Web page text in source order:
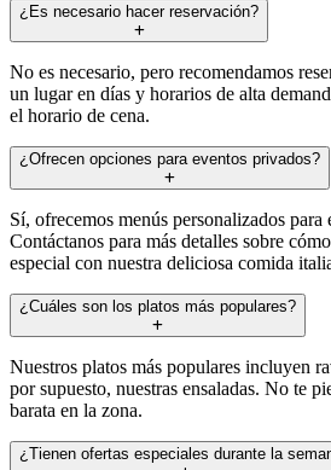
¿Es necesario hacer reservación?
No es necesario, pero recomendamos
un lugar en días y horarios de alta
el horario de cena.
¿Ofrecen opciones para eventos privados?
Sí, ofrecemos menús personalizados para
Contáctanos para más detalles sobre
especial con nuestra deliciosa comida
¿Cuáles son los platos más populares?
Nuestros platos más populares incluyen
por supuesto, nuestras ensaladas. No te
barata en la zona.
¿Tienen ofertas especiales durante la